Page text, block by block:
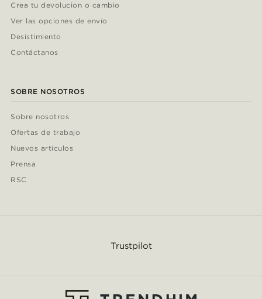
Crea tu devolucion o cambio
Ver las opciones de envío
Desistimiento
Contáctanos
SOBRE NOSOTROS
Sobre nosotros
Ofertas de trabajo
Nuevos artículos
Prensa
RSC
Trustpilot